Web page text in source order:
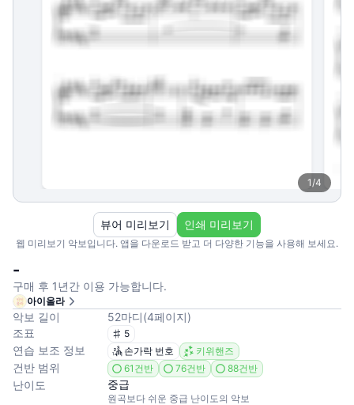
1/4
웹 미리보기 악보입니다. 앱을 다운로드 받고 더 다양한 기능을 사용해 보세요.
뷰어 미리보기 인쇄 미리보기
-
구매 후 1년간 이용 가능합니다.
아이올라
악보 길이 52마디(4페이지)
조표
5
연습 보조 정보 손가락 번호 키위핸즈
건반 범위 61건반 76건반 88건반
난이도 중급
원곡보다 쉬운 중급 난이도의 악보